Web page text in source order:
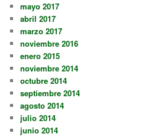
mayo 2017
abril 2017
marzo 2017
noviembre 2016
enero 2015
noviembre 2014
octubre 2014
septiembre 2014
agosto 2014
julio 2014
junio 2014